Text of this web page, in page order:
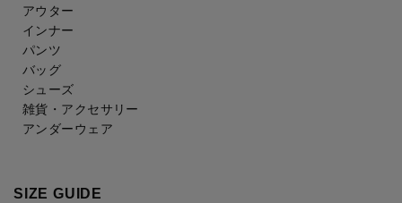
アウター
インナー
パンツ
バッグ
シューズ
雑貨・アクセサリー
アンダーウェア
SIZE GUIDE